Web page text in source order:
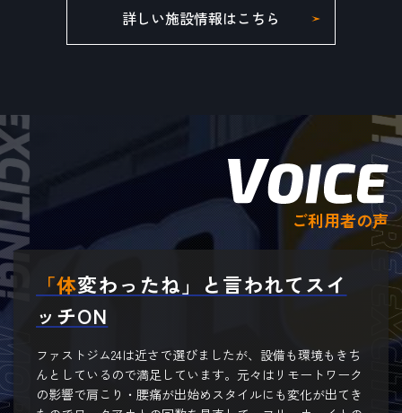
詳しい施設情報はこちら
ご利用者の声
「体変わったね」と言われてスイ
ッチON
ファストジム24は近さで選びましたが、設備も環境もきち
んとしているので満足しています。元々はリモートワーク
の影響で肩こり・腰痛が出始めスタイルにも変化が出てき